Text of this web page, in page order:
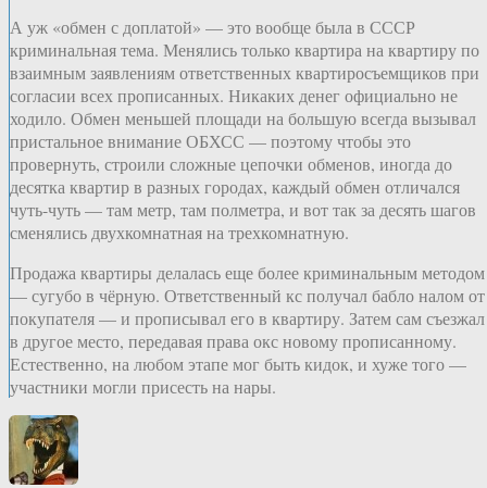
А уж «обмен с доплатой» — это вообще была в СССР
криминальная тема. Менялись только квартира на квартиру по
взаимным заявлениям ответственных квартиросъемщиков при
согласии всех прописанных. Никаких денег официально не
ходило. Обмен меньшей площади на большую всегда вызывал
пристальное внимание ОБХСС — поэтому чтобы это
провернуть, строили сложные цепочки обменов, иногда до
десятка квартир в разных городах, каждый обмен отличался
чуть-чуть — там метр, там полметра, и вот так за десять шагов
сменялись двухкомнатная на трехкомнатную.
Продажа квартиры делалась еще более криминальным методом
— сугубо в чёрную. Ответственный кс получал бабло налом от
покупателя — и прописывал его в квартиру. Затем сам съезжал
в другое место, передавая права окс новому прописанному.
Естественно, на любом этапе мог быть кидок, и хуже того —
участники могли присесть на нары.